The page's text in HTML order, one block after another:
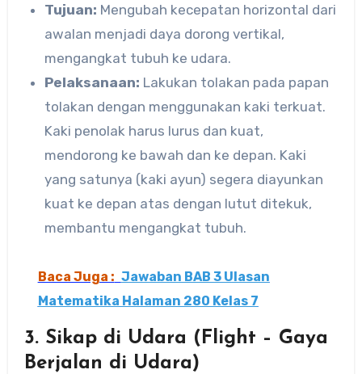
Tujuan: Mengubah kecepatan horizontal dari
awalan menjadi daya dorong vertikal,
mengangkat tubuh ke udara.
Pelaksanaan: Lakukan tolakan pada papan
tolakan dengan menggunakan kaki terkuat.
Kaki penolak harus lurus dan kuat,
mendorong ke bawah dan ke depan. Kaki
yang satunya (kaki ayun) segera diayunkan
kuat ke depan atas dengan lutut ditekuk,
membantu mengangkat tubuh.
Baca Juga : Jawaban BAB 3 Ulasan
Matematika Halaman 280 Kelas 7
3. Sikap di Udara (Flight – Gaya
Berjalan di Udara)